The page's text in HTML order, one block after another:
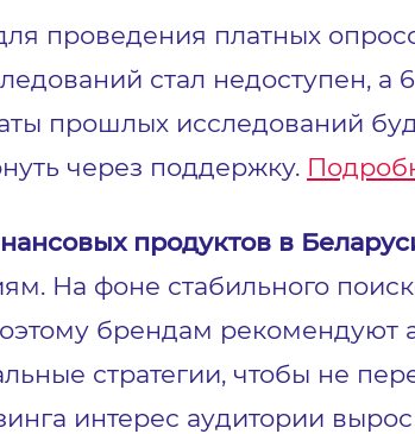
проведения платных
стал недоступен, а
прошлых исследований
через поддержку.
продуктов в
На фоне стабильного
брендам рекомендуют
стратегии, чтобы не
интерес аудитории